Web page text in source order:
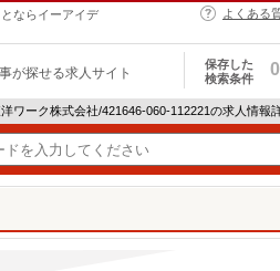
ならイーアイデ
よくある
が探せる求人サイト
保存した
検索条件
0
ワーク株式会社/421646-060-112221の求人情報